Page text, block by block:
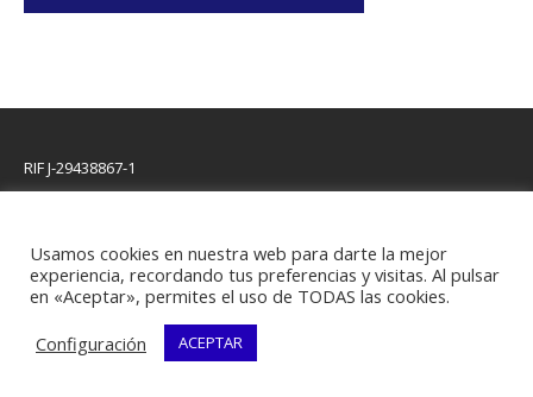
RIF J-29438867-1
Copyright © 2026 | Plantilla WordPress por MH Themes
Usamos cookies en nuestra web para darte la mejor
experiencia, recordando tus preferencias y visitas. Al pulsar
en «Aceptar», permites el uso de TODAS las cookies.
Configuración
ACEPTAR